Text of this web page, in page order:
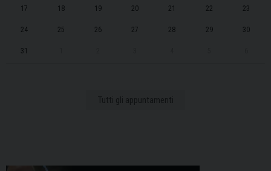
17 18 19 20 21 22 23
24 25 26 27 28 29 30
31
Tutti gli appuntamenti